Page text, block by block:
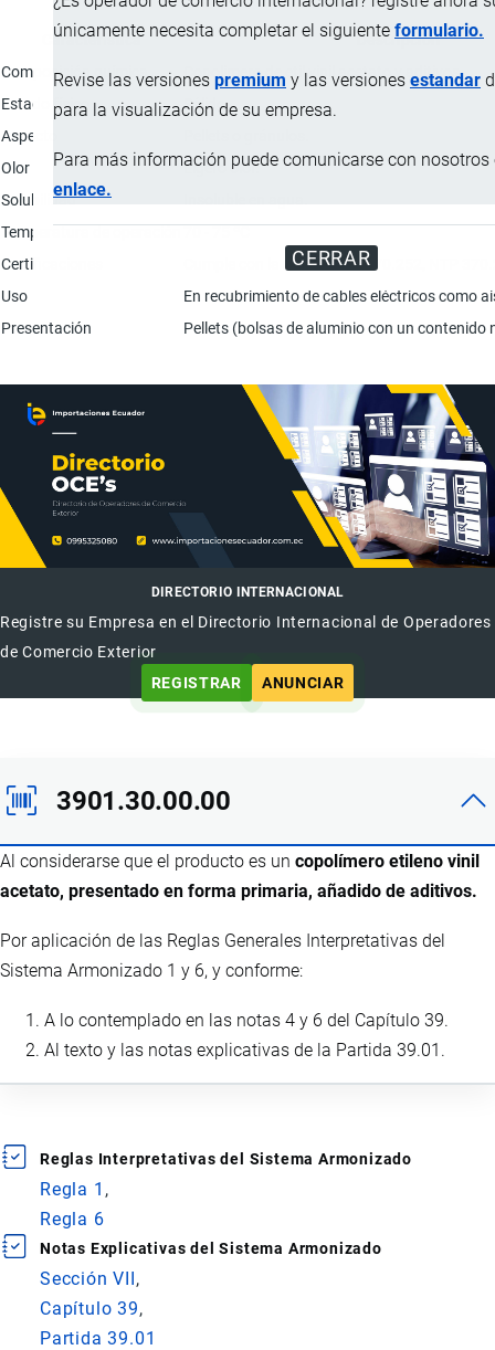
únicamente necesita completar el siguiente formulario.
Revise las versiones premium y las versiones estandar
para la visualización de su empresa.
Para más información puede comunicarse con nosotros
enlace.
CERRAR
Característica
Descripción
Composición química
Copolimero de etil vinil acetato y aditivos.
Estado físico
Sólido.
Aspecto
Olor
Ligero olor.
Solubilidad
Temperatura de operación
Certificaciones
Cumple con la norma NTP 370.252, NTP
Uso
En recubrimiento de cables eléctricos como
Presentación
Pellets (bolsas de aluminio con un contenido
DIRECTORIO INTERNACIONAL
Registre su Empresa en el Directorio Internacional de Operadores
de Comercio Exterior
REGISTRAR
ANUNCIAR
3901.30.00.00
Al considerarse que el producto es un copolímero etileno vinil
acetato, presentado en forma primaria, añadido de aditivos.
Por aplicación de las Reglas Generales Interpretativas del
Sistema Armonizado 1 y 6, y conforme:
A lo contemplado en las notas 4 y 6 del Capítulo 39.
Al texto y las notas explicativas de la Partida 39.01.
Reglas Interpretativas del Sistema Armonizado
Regla 1
Regla 6
Notas Explicativas del Sistema Armonizado
Sección VII
Capítulo 39
Partida 39.01